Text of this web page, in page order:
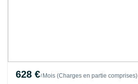
628 €/ Mois (Charges en partie comprises)